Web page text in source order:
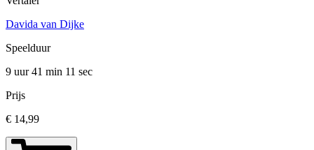
Davida van Dijke
Speelduur
9 uur 41 min 11 sec
Prijs
€ 14,99